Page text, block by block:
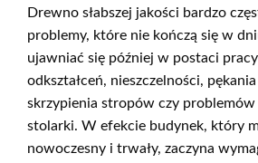
Drewno słabszej jakości bardzo
problemy, które nie kończą się w
ujawniać się później w postaci
odkształceń, nieszczelności,
skrzypienia stropów czy problemów
stolarki. W efekcie budynek, który
nowoczesny i trwały, zaczyna